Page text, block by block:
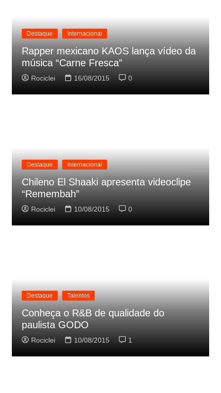
Destaque Internacional
Rapper mexicano KAOS lança vídeo da
música “Carne Fresca”
Rociclei 16/08/2015 0
Destaque Internacional
Chileno El Shaaki apresenta videoclipe
“Remembah”
Rociclei 10/08/2015 0
Destaque Talentos
Conheça o R&B de qualidade do
paulista GODO
Rociclei 10/08/2015 1